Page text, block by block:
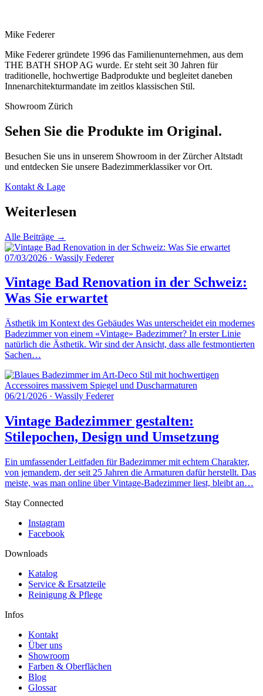
Mike Federer
Mike Federer gründete 1996 das Familienunternehmen, aus dem
THE BATH SHOP AG wurde. Er steht seit 30 Jahren für
traditionelle, hochwertige Badprodukte und begleitet daneben
Innenarchitekturmandate im zeitlos klassischen Stil.
Showroom Zürich
Sehen Sie die Produkte im Original.
Besuchen Sie uns in unserem Showroom in der Zürcher Altstadt
und entdecken Sie unsere Badezimmerklassiker vor Ort.
Kontakt & Lage
Weiterlesen
Alle Beiträge →
07/03/2026 · Wassily Federer
Vintage Bad Renovation in der Schweiz:
Was Sie erwartet
Ästhetik im Kontext des Gebäudes Was unterscheidet ein modernes
Badezimmer von einem «Vintage» Badezimmer? In erster Linie
natürlich die Ästhetik. Wir sind der Ansicht, dass alle festmontierten
Sachen…
06/21/2026 · Wassily Federer
Vintage Badezimmer gestalten:
Stilepochen, Design und Umsetzung
Ein umfassender Leitfaden für Badezimmer mit echtem Charakter,
von jemandem, der seit 25 Jahren die Armaturen dafür herstellt. Das
meiste, was man online über Vintage-Badezimmer liest, bleibt an…
Stay Connected
Instagram
Facebook
Downloads
Katalog
Service & Ersatzteile
Reinigung & Pflege
Infos
Kontakt
Über uns
Showroom
Farben & Oberflächen
Blog
Glossar